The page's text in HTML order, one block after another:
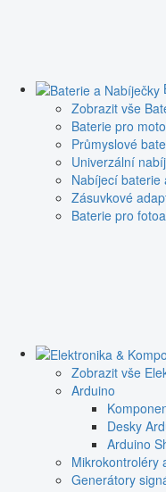
Zobrazit vše
Baterie pro
Průmyslové
Univerzální
Nabíjecí baterie
Zásuvkové
Baterie pro
Zobrazit vše
Arduino
Desky
Arduino
Mikrokontroléry
Generátory